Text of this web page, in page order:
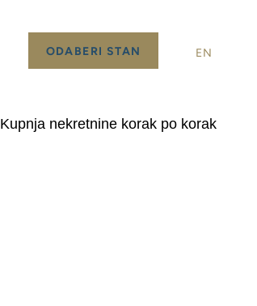
EN
Kupnja nekretnine korak po korak
ODABERI STAN